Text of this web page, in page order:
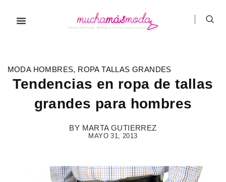
contenido
MODA HOMBRES, ROPA TALLAS GRANDES
Tendencias en ropa de tallas
grandes para hombres
BY MARTA GUTIERREZ
MAYO 31, 2013